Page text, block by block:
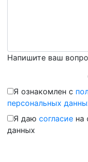
Напишите ваш
Я ознакомлен с
персональных
Я даю согласие на
данных